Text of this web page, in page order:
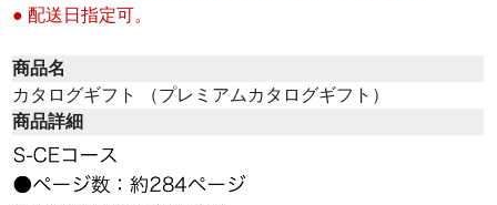
● 配送日指定可。
商品名
カタログギフト （プレミアムカタログギフト）
商品詳細